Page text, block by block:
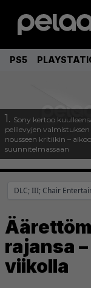
PS5
1. Sony kertoo
pelilevyjen
nousseen kritiikin –
suunnitelmassaan
DLC; III; Chair
rajansa
viikolla